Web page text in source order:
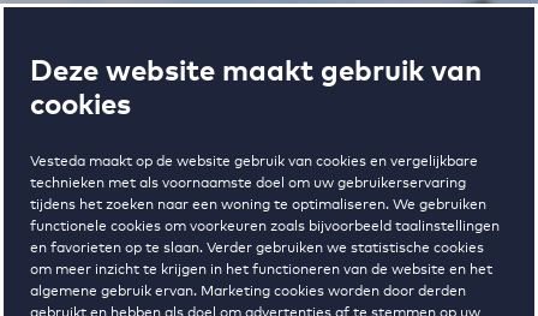
Deze website maakt gebruik van
cookies
Vesteda maakt op de website gebruik van cookies en vergelijkbare
technieken met als voornaamste doel om uw gebruikerservaring
tijdens het zoeken naar een woning te optimaliseren. We gebruiken
functionele cookies om voorkeuren zoals bijvoorbeeld taalinstellingen
en favorieten op te slaan. Verder gebruiken we statistische cookies
om meer inzicht te krijgen in het functioneren van de website en het
algemene gebruik ervan. Marketing cookies worden door derden
Wonen in
Passe Partout